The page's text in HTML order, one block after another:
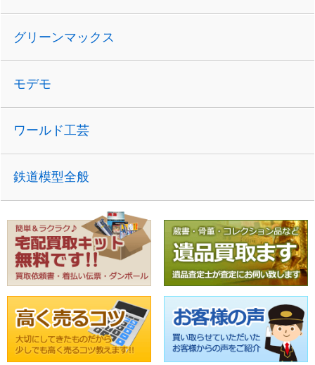
グリーンマックス
モデモ
ワールド工芸
鉄道模型全般